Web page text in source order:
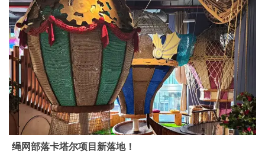
绳网部落卡塔尔项目新落地！